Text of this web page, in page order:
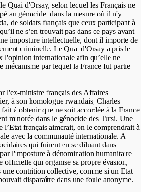
Quai d'Orsay, selon lequel les Français ne
au génocide, dans la mesure où il n'y
de soldats français que ceux participant à
ne s’en trouvait pas dans ce pays avant
imposture intellectuelle, dont il importe de
criminelle. Le Quai d'Orsay a pris le
l'opinion internationale afin qu’elle ne
mécanisme par lequel la France fut partie
l'ex-ministre français des Affaires
à son homologue rwandais, Charles
à obtenir que ne soit accordée à la France
minorée dans le génocide des Tutsi. Une
l’Etat français aimerait, on le comprendrait à
avec la communauté internationale. A
qui fuirent en se diluant dans
l'imposture à dénomination humanitaire
officielle qui organise sa propre évasion,
une contrition collective, comme si un Etat
disparaître dans une foule anonyme.